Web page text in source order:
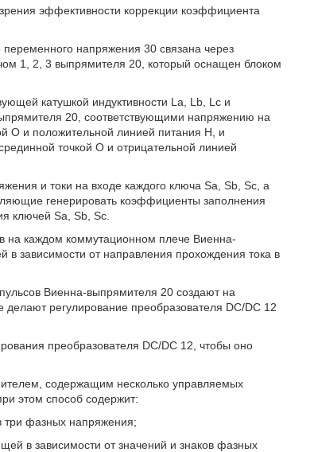
эффективности коррекции коэффициента
напряжения 30 связана через
1, 2, 3 выпрямителя 20, который оснащен блоком
катушкой индуктивности La, Lb, Lc и
20, соответствующими напряжению на
О и положительной линией питания Н, и
точкой О и отрицательной линией
и токи на входе каждого ключа Sa, Sb, Sc, а
генерировать коэффициенты заполнения
ключей Sa, Sb, Sc.
на каждом коммутационном плече Виенна-
в зависимости от направления прохождения тока в
Виенна-выпрямителя 20 создают на
регулирование преобразователя DC/DC 12
преобразователя DC/DC 12, чтобы оно
содержащим несколько управляемых
этом способ содержит:
три фазных напряжения;
в зависимости от значений и знаков фазных